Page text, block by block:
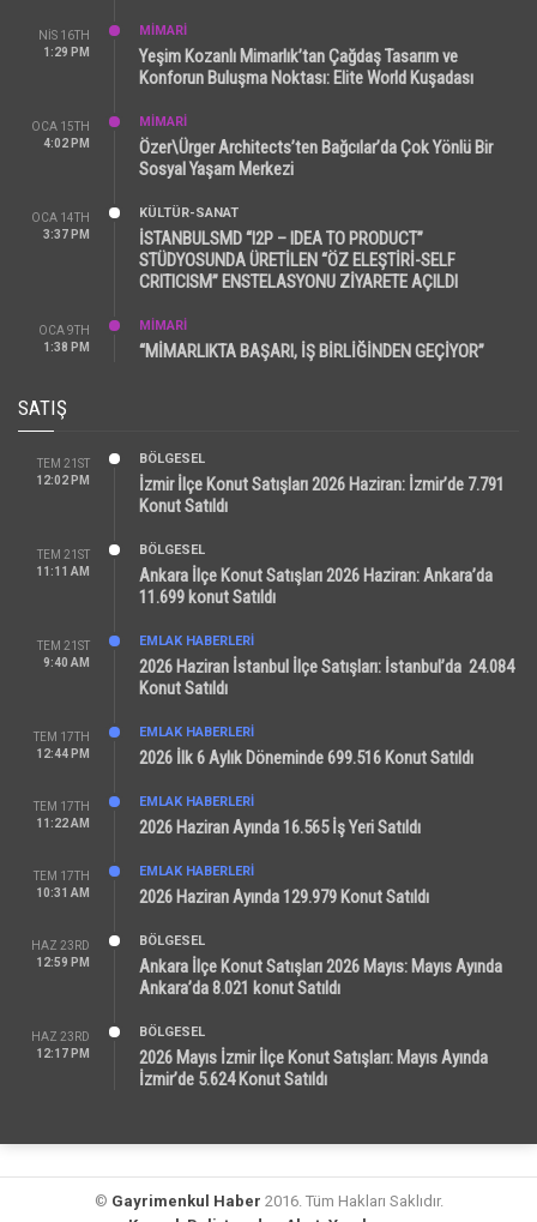
NIS 16TH
1:29 PM
MİMARİ
Yeşim Kozanlı Mimarlık’tan Çağdaş Tasarım ve
Konforun Buluşma Noktası: Elite World Kuşadası
OCA 15TH
4:02 PM
MİMARİ
Özer\Ürger Architects’ten Bağcılar’da Çok Yönlü Bir
Sosyal Yaşam Merkezi
OCA 14TH
3:37 PM
KÜLTÜR-SANAT
İSTANBULSMD “I2P – IDEA TO PRODUCT”
STÜDYOSUNDA ÜRETİLEN “ÖZ ELEŞTİRİ-SELF
CRITICISM” ENSTELASYONU ZİYARETE AÇILDI
OCA 9TH
1:38 PM
MİMARİ
“MİMARLIKTA BAŞARI, İŞ BİRLİĞİNDEN GEÇİYOR”
SATIŞ
TEM 21ST
12:02 PM
BÖLGESEL
İzmir İlçe Konut Satışları 2026 Haziran: İzmir’de 7.791
Konut Satıldı
TEM 21ST
11:11 AM
BÖLGESEL
Ankara İlçe Konut Satışları 2026 Haziran: Ankara’da
11.699 konut Satıldı
TEM 21ST
9:40 AM
EMLAK HABERLERI
2026 Haziran İstanbul İlçe Satışları: İstanbul’da 24.084
Konut Satıldı
TEM 17TH
12:44 PM
EMLAK HABERLERI
2026 İlk 6 Aylık Döneminde 699.516 Konut Satıldı
TEM 17TH
11:22 AM
EMLAK HABERLERI
2026 Haziran Ayında 16.565 İş Yeri Satıldı
TEM 17TH
10:31 AM
EMLAK HABERLERI
2026 Haziran Ayında 129.979 Konut Satıldı
HAZ 23RD
12:59 PM
BÖLGESEL
Ankara İlçe Konut Satışları 2026 Mayıs: Mayıs Ayında
Ankara’da 8.021 konut Satıldı
HAZ 23RD
12:17 PM
BÖLGESEL
2026 Mayıs İzmir İlçe Konut Satışları: Mayıs Ayında
İzmir’de 5.624 Konut Satıldı
© Gayrimenkul Haber 2016. Tüm Hakları Saklıdır.